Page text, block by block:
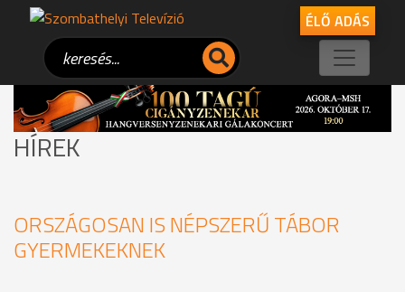
ÉLŐ ADÁS
HÍREK
ORSZÁGOSAN IS NÉPSZERŰ TÁBOR
GYERMEKEKNEK